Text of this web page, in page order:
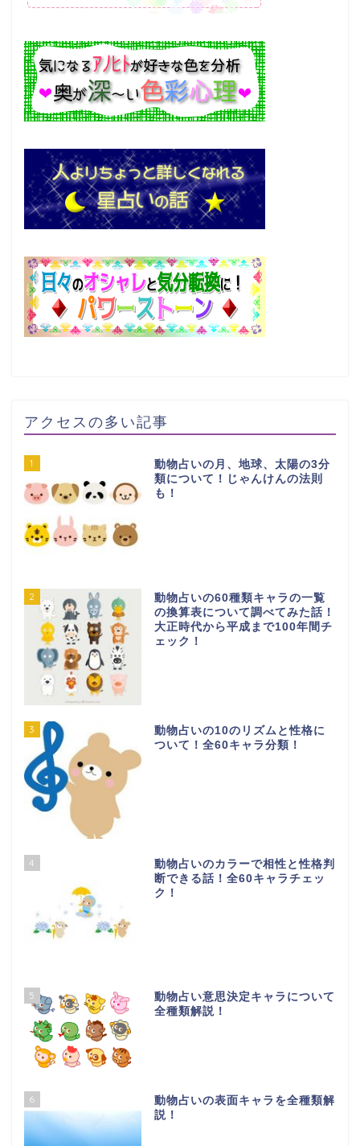
アクセスの多い記事
1
動物占いの月、地球、太陽の3分
類について！じゃんけんの法則
も！
2
動物占いの60種類キャラの一覧
の換算表について調べてみた話！
大正時代から平成まで100年間チ
ェック！
3
動物占いの10のリズムと性格に
ついて！全60キャラ分類！
4
動物占いのカラーで相性と性格判
断できる話！全60キャラチェッ
ク！
5
動物占い意思決定キャラについて
全種類解説！
6
動物占いの表面キャラを全種類解
説！